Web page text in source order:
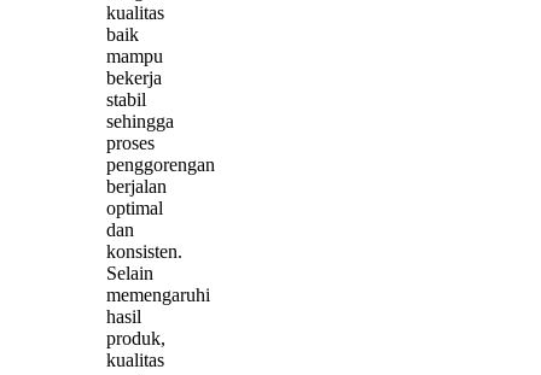
kualitas
baik
mampu
bekerja
stabil
sehingga
proses
penggorengan
berjalan
optimal
dan
konsisten.
Selain
memengaruhi
hasil
produk,
kualitas